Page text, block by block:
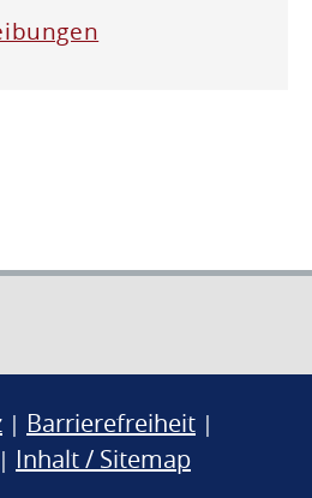
| Barrierefreiheit |
| Inhalt / Sitemap